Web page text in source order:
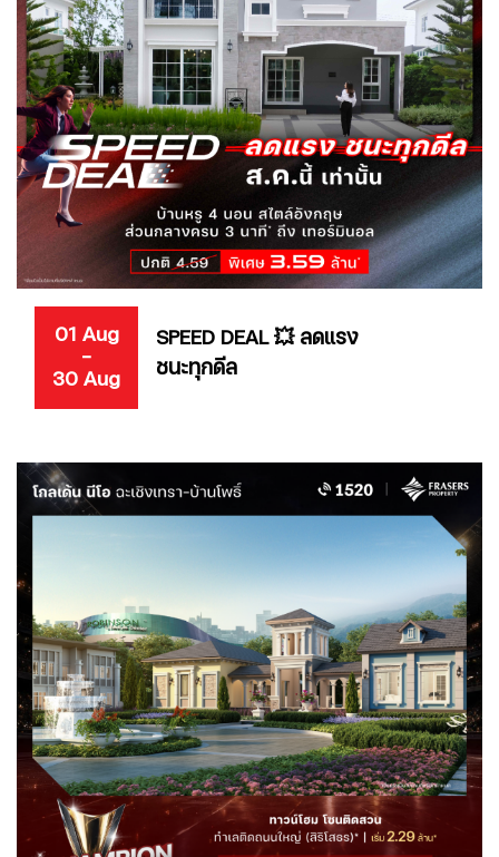
01 Aug
-
30 Aug
SPEED DEAL 💥 ลดแรง
ชนะทุกดีล